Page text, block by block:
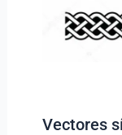
Vectores